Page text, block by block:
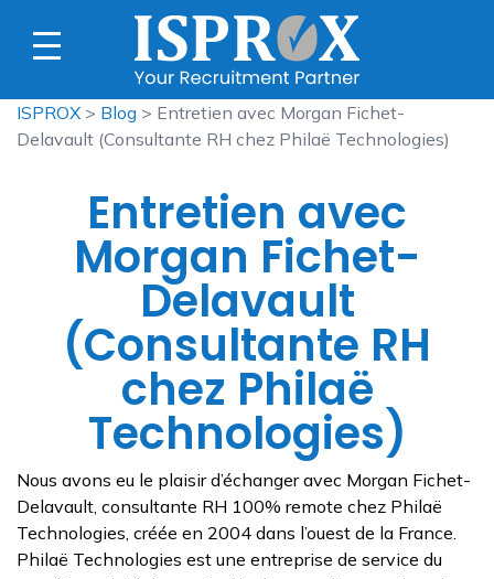
ISPROX > Blog > Entretien avec Morgan Fichet-
Delavault (Consultante RH chez Philaë Technologies)
Entretien avec
Morgan Fichet-
Delavault
(Consultante RH
chez Philaë
Technologies)
Nous avons eu le plaisir d’échanger avec Morgan Fichet-
Delavault, consultante RH 100% remote chez Philaë
Technologies, créée en 2004 dans l’ouest de la France.
Philaë Technologies est une entreprise de service du